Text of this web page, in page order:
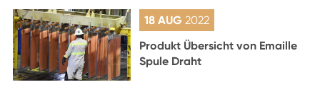
18 AUG2022
Produkt Übersicht von Emaille
Spule Draht